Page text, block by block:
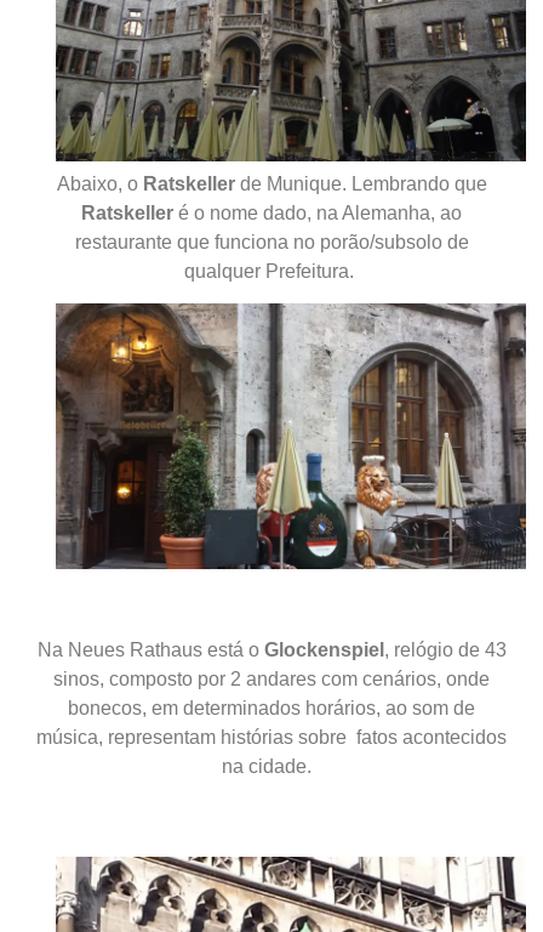
Abaixo, o Ratskeller de Munique. Lembrando que
Ratskeller é o nome dado, na Alemanha, ao
restaurante que funciona no porão/subsolo de
qualquer Prefeitura.
Na Neues Rathaus está o Glockenspiel , relógio de 43
sinos, composto por 2 andares com cenários, onde
bonecos, em determinados horários, ao som de
música, representam histórias sobre fatos acontecidos
na cidade.